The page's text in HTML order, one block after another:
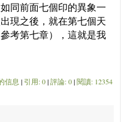
同前面七個印的異象一
現之後，就在第七個天
考第七章），這就是我
信息 | 引用: 0|評論: 0|閱讀: 12354